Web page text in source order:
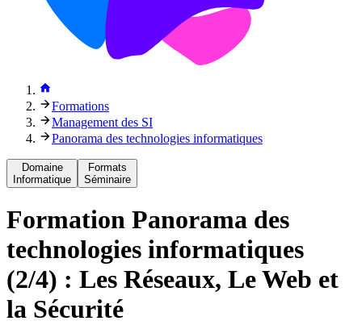
Formations
Management des SI
Panorama des technologies informatiques
Domaine
Informatique
Formats
Séminaire
Formation Panorama des
technologies informatiques
(2/4) : Les Réseaux, Le Web et
la Sécurité